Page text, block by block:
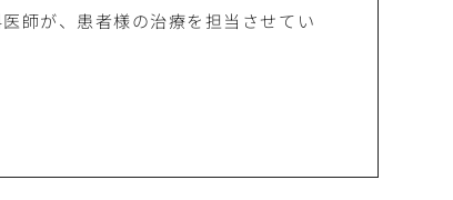
師が、患者様の治療を担当させてい